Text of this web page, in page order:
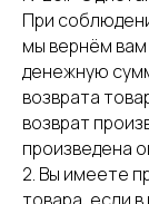
При
мы вернём
денежную
возврата
возврат
произведена
2. Вы имеете